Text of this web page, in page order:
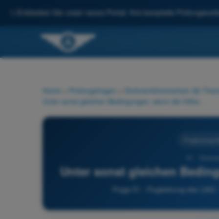
Entdecken Sie unser neues Portal: Ihre komplette
Home Prüfungsfragen Drohnenführerschein A2
Unter sonst gleichen
Frage 51 - Flugleistung des